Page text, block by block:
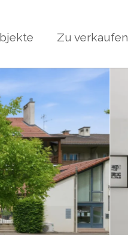
Zu verkaufen